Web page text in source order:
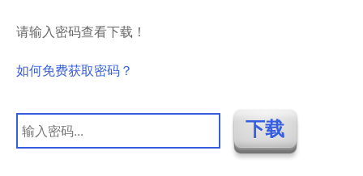
请输入密码查看下载！
如何免费获取密码？